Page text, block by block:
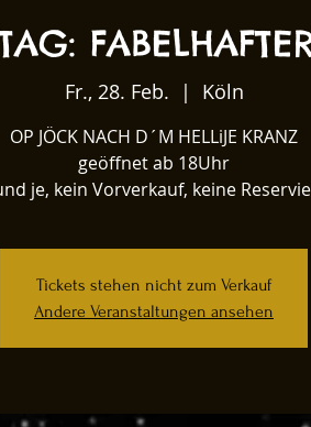
Fr., 28. Feb.
  |
Köln
OP JÖCK NACH D´M HELLiJE KRANZ
geöffnet ab 18Uhr
je, kein Vorverkauf, keine
Tickets stehen nicht zum Verkauf
Andere Veranstaltungen ansehen